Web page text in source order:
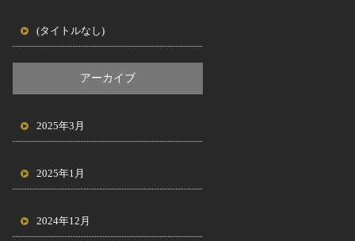
(タイトルなし)
アーカイブ
2025年3月
2025年1月
2024年12月